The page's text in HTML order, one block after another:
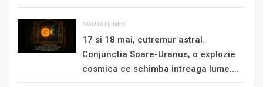
NOUTATI.INFO
17 si 18 mai, cutremur astral.
Conjunctia Soare-Uranus, o explozie
cosmica ce schimba intreaga lume....